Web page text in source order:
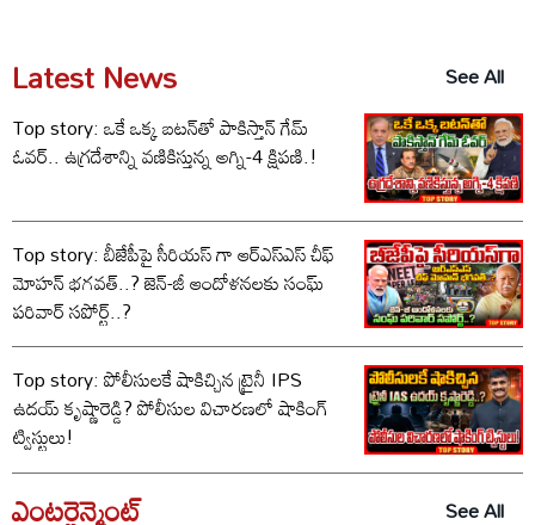
Latest News
See All
Top story: ఒకే ఒక్క బటన్‌తో పాకిస్తాన్ గేమ్
ఓవర్.. ఉగ్రదేశాన్ని వణికిస్తున్న అగ్ని-4 క్షిపణి.!
Top story: బీజేపీపై సీరియస్ గా ఆర్‌ఎస్‌ఎస్ చీఫ్
మోహన్ భగవత్..? జెన్-జీ ఆందోళనలకు సంఘ్
పరివార్ సపోర్ట్..?
Top story: పోలీసులకే షాకిచ్చిన ట్రైనీ IPS
ఉదయ్ కృష్ణారెడ్డి? పోలీసుల విచారణలో షాకింగ్
ట్విస్టులు!
ఎంటర్టైన్మెంట్
See All